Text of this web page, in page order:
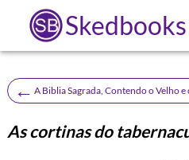
Skedbooks
← A Biblia Sagrada, Contendo o Velho
As cortinas do